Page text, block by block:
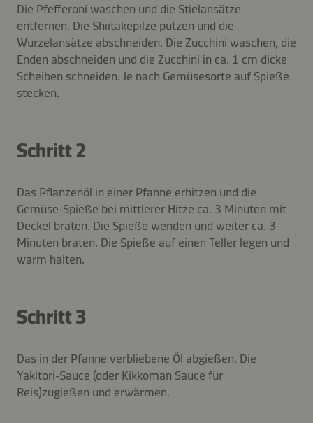
Die Pfefferoni waschen und die Stielansätze
entfernen. Die Shiitakepilze putzen und die
Wurzelansätze abschneiden. Die Zucchini waschen, die
Enden abschneiden und die Zucchini in ca. 1 cm dicke
Scheiben schneiden. Je nach Gemüsesorte auf Spieße
stecken.
Schritt 2
Das Pflanzenöl in einer Pfanne erhitzen und die
Gemüse-Spieße bei mittlerer Hitze ca. 3 Minuten mit
Deckel braten. Die Spieße wenden und weiter ca. 3
Minuten braten. Die Spieße auf einen Teller legen und
warm halten.
Schritt 3
Das in der Pfanne verbliebene Öl abgießen. Die
Yakitori-Sauce (oder Kikkoman Sauce für
Reis)zugießen und erwärmen.